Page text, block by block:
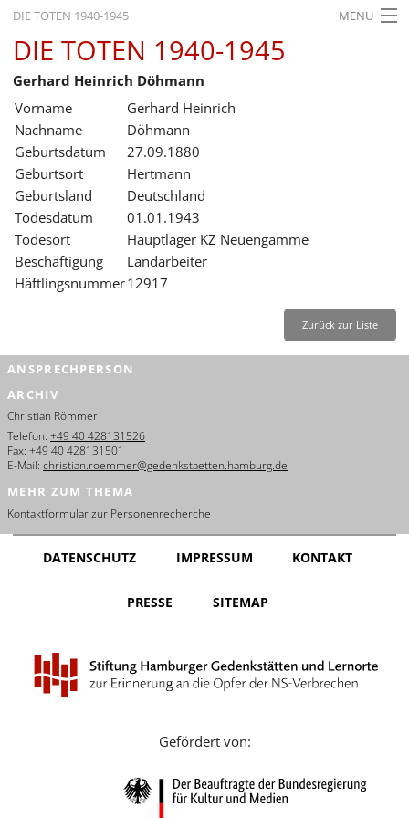
DIE TOTEN 1940-1945 MENU
STARTSEITE
AKTUELLES
AUSSTELLUNGEN
GESCHICHTE
BILDUNG
FORSCHUNG
SERVICE
Français
Dansk
Español
Nederlands
Português
Русский
Leichte Sprache
DIE TOTEN 1940-1945
Gerhard Heinrich Döhmann
Vorname
Gerhard Heinrich
Nachname
Döhmann
Geburtsdatum
27.09.1880
Geburtsort
Hertmann
Geburtsland
Deutschland
Todesdatum
01.01.1943
Todesort
Hauptlager KZ Neuengamme
Beschäftigung
Landarbeiter
Häftlingsnummer12917
Zurück zur Liste
ANSPRECHPERSON
ARCHIV
Christian Römmer
Telefon: +49 40 428131526
Fax: +49 40 428131501
E-Mail: christian.roemmer@gedenkstaetten.hamburg.de
MEHR ZUM THEMA
Kontaktformular zur Personenrecherche
DATENSCHUTZ IMPRESSUM KONTAKT
PRESSE SITEMAP
Gefördert von: